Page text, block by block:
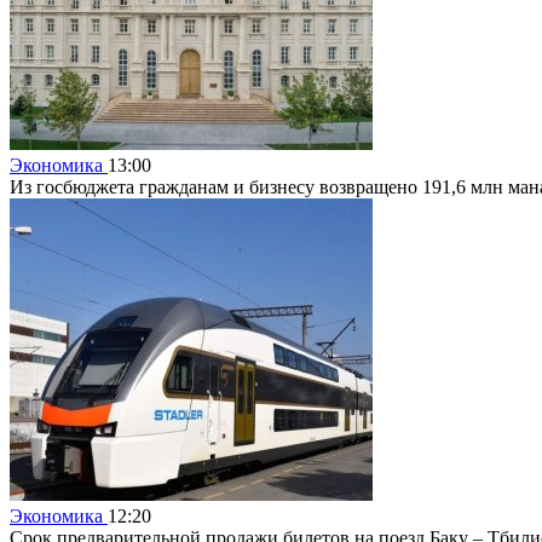
Экономика 13:00
Из госбюджета гражданам и бизнесу возвращено 191,6 млн
Экономика 12:20
Срок предварительной продажи билетов на поезд Баку –